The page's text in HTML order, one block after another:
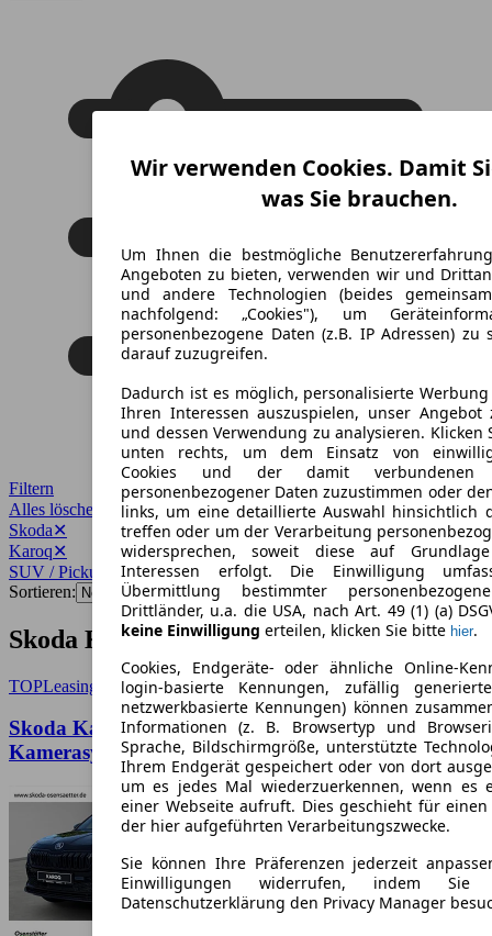
Wir verwenden Cookies. Damit
was Sie brauchen.
Um Ihnen die bestmögliche
Angeboten zu bieten, verwenden wir und
und andere Technologien (beides
nachfolgend: „Cookies"), um
personenbezogene Daten (z.B. IP Adressen) zu
darauf zuzugreifen.
Dadurch ist es möglich, personalisierte
Ihren Interessen auszuspielen, unser Angebot
und dessen Verwendung zu analysieren. Klicken
unten rechts, um dem Einsatz von
Cookies und der damit verbundenen
personenbezogener Daten zuzustimmen oder
links, um eine detaillierte Auswahl hinsichtlich
treffen oder um der Verarbeitung
widersprechen, soweit diese auf
Interessen erfolgt. Die Einwilligung
Übermittlung bestimmter
Drittländer, u.a. die USA, nach Art. 49 (1) (a)
keine Einwilligung erteilen, klicken Sie bitte hier.
Cookies, Endgeräte- oder ähnliche Online-
login-basierte Kennungen, zufällig
netzwerkbasierte Kennungen) können
Informationen (z. B. Browsertyp und
Sprache, Bildschirmgröße, unterstützte
Ihrem Endgerät gespeichert oder von dort
um es jedes Mal wiederzuerkennen, wenn es
einer Webseite aufruft. Dies geschieht für
der hier aufgeführten Verarbeitungszwecke.
Sie können Ihre Präferenzen jederzeit
Einwilligungen widerrufen, indem
Datenschutzerklärung den Privacy Manager
Filtern
Alles löschen
Skoda✕
Karoq✕
SUV / Pickup
Sortieren:
Skoda Karoq SUV / Pickup Angebote
TOPLeasing
Skoda Karoq Sportline 4x4 2.0 TDI, AHK,
Kamerasystem 360°